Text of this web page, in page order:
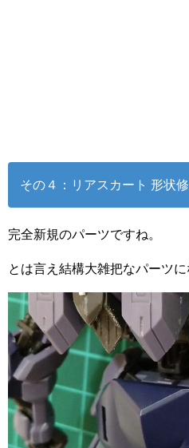
その４：リアスカート 形状
完全新規のパーツですね。
とは言え結構大雑把なパーツに